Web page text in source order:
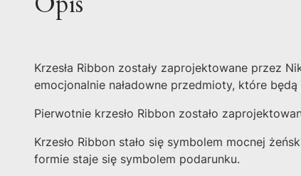
Krzesła Ribbon zostały zaprojektowane przez
emocjonalnie naładowne przedmioty, które
Pierwotnie krzesło Ribbon zostało
Krzesło Ribbon stało się symbolem mocnej
formie staje się symbolem podarunku.